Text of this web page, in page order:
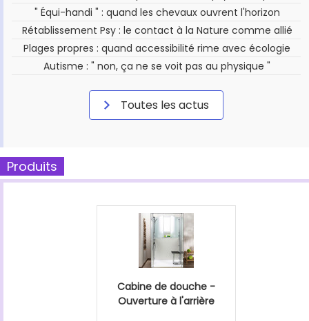
" Équi-handi " : quand les chevaux ouvrent l'horizon
Rétablissement Psy : le contact à la Nature comme allié
Plages propres : quand accessibilité rime avec écologie
Autisme : " non, ça ne se voit pas au physique "
Toutes les actus
Produits
Cabine de douche -
Ouverture à l'arrière